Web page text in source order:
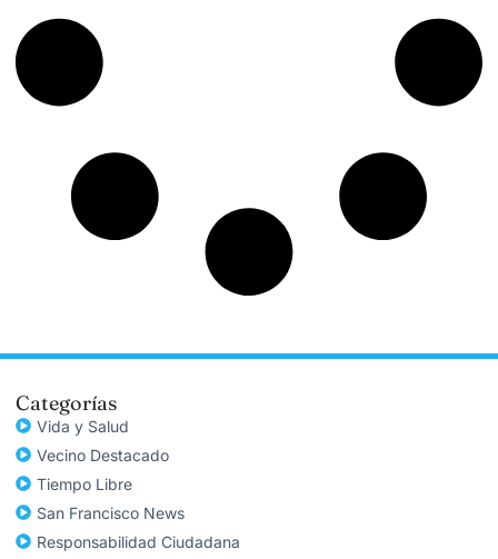
Categorías
Vida y Salud
Vecino Destacado
Tiempo Libre
San Francisco News
Responsabilidad Ciudadana